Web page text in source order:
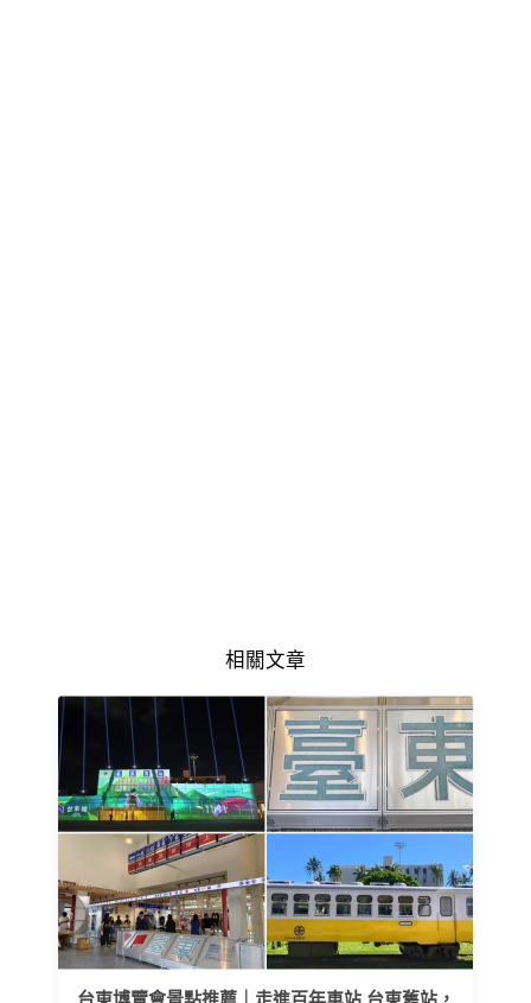
相關文章
台東博覽會景點推薦｜走進百年車站 台東舊站，